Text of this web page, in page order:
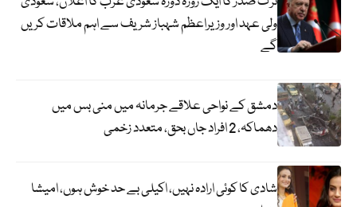
ولی عہد اور وزیراعظم شہباز شریف سے اہم ملاقات کریں
گے
دمشق کے نواحی علاقے جرمانہ میں منی بس میں
دھماکہ، 2 افراد جاں بحق، متعدد زخمی
شادی کا کوئی ارادہ نہیں، اکیلی بے حد خوش ہوں، امیشا